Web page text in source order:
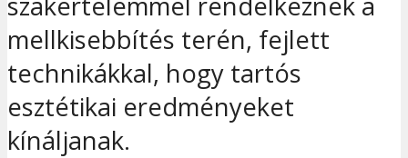
mellkisebbítés terén, fejlett
technikákkal, hogy tartós
esztétikai eredményeket
kínáljanak.